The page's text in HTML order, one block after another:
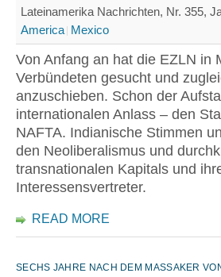
Lateinamerika Nachrichten, Nr. 355,
America Mexico
Von Anfang an hat die EZLN in
Verbündeten gesucht und
anzuschieben. Schon der
internationalen Anlass – den
NAFTA. Indianische Stimmen
den Neoliberalismus und
transnationalen Kapitals und
Interessensvertreter.
READ MORE
SECHS JAHRE NACH DEM MASSAKER